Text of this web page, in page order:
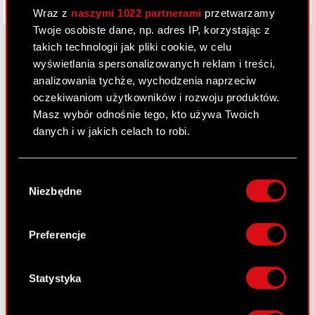
Wraz z naszymi 1022 partnerami przetwarzamy
Twoje osobiste dane, np. adres IP, korzystając z
takich technologii jak pliki cookie, w celu
wyświetlania spersonalizowanych reklam i treści,
analizowania tychże, wychodzenia naprzeciw
oczekiwaniom użytkowników i rozwoju produktów.
Masz wybór odnośnie tego, kto używa Twoich
danych i w jakich celach to robi.
lokalizacji geograficznej z dokładnością nawet
Identyfikować Twoje urządzenie, aktywnie
analizując charakteryzującego je zbiory
palca)
osobiste dane są przetwarzane oraz ustaw własne
zgody
Niezbędne
Preferencje
Statystyka
O CD PROJEKT
Grupa Kapitałowa
Nasz biznes
Inwestorzy
Zrównoważony rozwój
Kariera
Kontakt